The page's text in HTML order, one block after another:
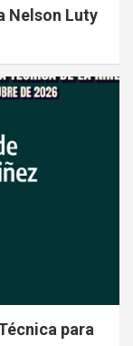
Nelson Luty
para